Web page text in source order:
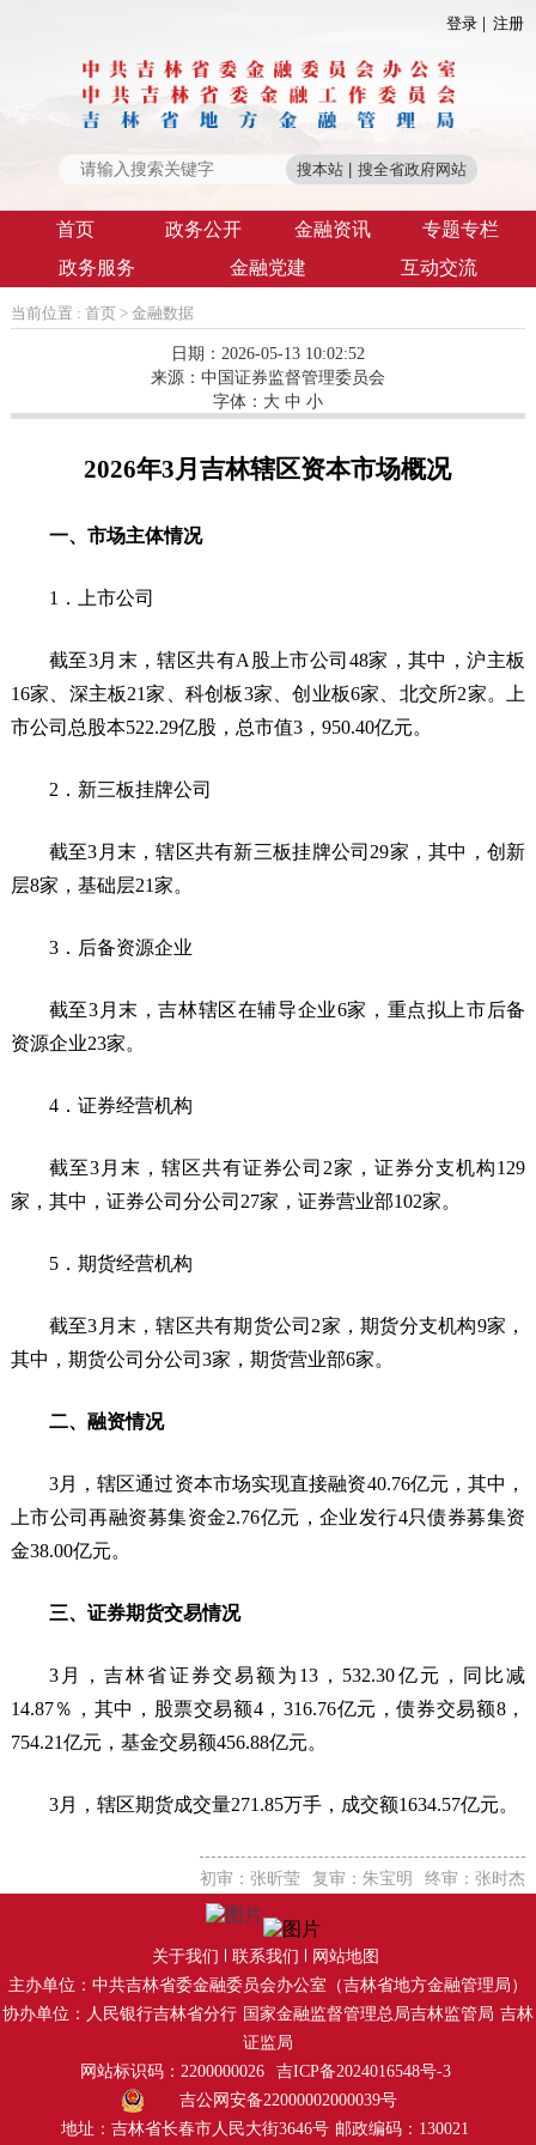
登录 注册
首页 政务公开 金融资讯
专题专栏
政务服务
金融党建 互动交流
当前位置 : 首页 > 金融数据
日期：2026-05-13 10:02:52
来源： 中国证券监督管理委员会
字体： 大 中 小
2026年3月吉林辖区资本市场概况
一、市场主体情况
1．上市公司
截至3月末，辖区共有A股上市公司48家，其中，沪主板
16家、深主板21家、科创板3家、创业板6家、北交所2家。上
市公司总股本522.29亿股，总市值3，950.40亿元。
2．新三板挂牌公司
截至3月末，辖区共有新三板挂牌公司29家，其中，创新
层8家，基础层21家。
3．后备资源企业
截至3月末，吉林辖区在辅导企业6家，重点拟上市后备
资源企业23家。
4．证券经营机构
截至3月末，辖区共有证券公司2家，证券分支机构129
家，其中，证券公司分公司27家，证券营业部102家。
5．期货经营机构
截至3月末，辖区共有期货公司2家，期货分支机构9家，
其中，期货公司分公司3家，期货营业部6家。
二、融资情况
3月，辖区通过资本市场实现直接融资40.76亿元，其中，
上市公司再融资募集资金2.76亿元，企业发行4只债券募集资
金38.00亿元。
三、证券期货交易情况
3月，吉林省证券交易额为13，532.30亿元，同比减
14.87％，其中，股票交易额4，316.76亿元，债券交易额8，
754.21亿元，基金交易额456.88亿元。
3月，辖区期货成交量271.85万手，成交额1634.57亿元。
初审：张昕莹 复审：朱宝明 终审：张时杰
关于我们 联系我们
网站地图
主办单位：中共吉林省委金融委员会办公室（吉林省地方金融管理局）
协办单位：人民银行吉林省分行 国家金融监督管理总局吉林监管局 吉林
证监局
网站标识码：2200000026
吉ICP备2024016548号-3
吉公网安备22000002000039号
地址：吉林省长春市人民大街3646号 邮政编码：130021